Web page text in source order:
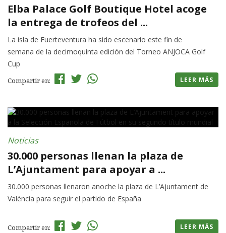
Elba Palace Golf Boutique Hotel acoge
la entrega de trofeos del ...
La isla de Fuerteventura ha sido escenario este fin de
semana de la decimoquinta edición del Torneo ANJOCA Golf
Cup
Compartir en: LEER MÁS
Noticias
30.000 personas llenan la plaza de
L’Ajuntament para apoyar a ...
30.000 personas llenaron anoche la plaza de L’Ajuntament de
València para seguir el partido de España
Compartir en: LEER MÁS